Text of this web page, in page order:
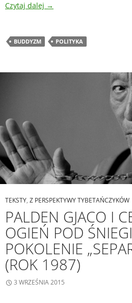
Czytaj dalej →
BUDDYZM POLITYKA
TEKSTY, Z PERSPEKTYWY TYBETAŃCZYKÓW
PALDEN GJACO I
OGIEŃ POD
POKOLENIE
(ROK 1987)
3 WRZEŚNIA 2015